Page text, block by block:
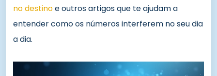
no destinoe outros artigos que te ajudam a
entender como os números interferem no seu dia
a dia.